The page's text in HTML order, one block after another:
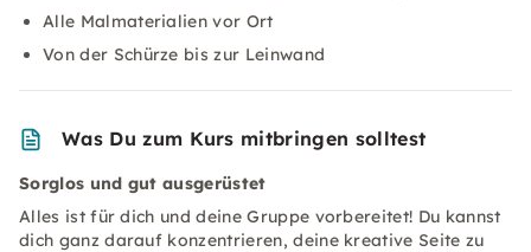
Alle Malmaterialien vor Ort
Von der Schürze bis zur Leinwand
Was Du zum Kurs mitbringen solltest
Sorglos und gut ausgerüstet
Alles ist für dich und deine Gruppe vorbereitet! Du kannst
dich ganz darauf konzentrieren, deine kreative Seite zu